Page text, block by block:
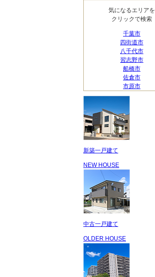
気になるエリアを
クリックで検索
千葉市
四街道市
八千代市
習志野市
船橋市
佐倉市
市原市
新築一戸建て
NEW HOUSE
中古一戸建て
OLDER HOUSE